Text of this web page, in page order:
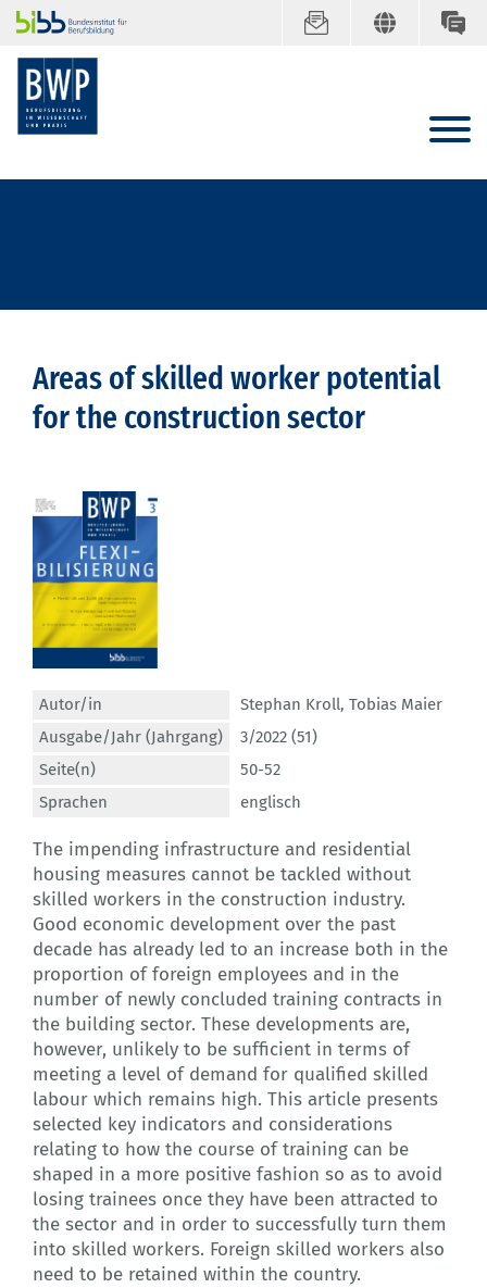
Areas of skilled worker potential
for the construction sector
Autor/in Stephan Kroll, Tobias Maier
Ausgabe/Jahr (Jahrgang)
3/2022 (51)
Seite(n)
50-52
Sprachen
englisch
The impending infrastructure and residential
housing measures cannot be tackled without
skilled workers in the construction industry.
Good economic development over the past
decade has already led to an increase both in the
proportion of foreign employees and in the
number of newly concluded training contracts in
the building sector. These developments are,
however, unlikely to be sufficient in terms of
meeting a level of demand for qualified skilled
labour which remains high. This article presents
selected key indicators and considerations
relating to how the course of training can be
shaped in a more positive fashion so as to avoid
losing trainees once they have been attracted to
the sector and in order to successfully turn them
into skilled workers. Foreign skilled workers also
need to be retained within the country.